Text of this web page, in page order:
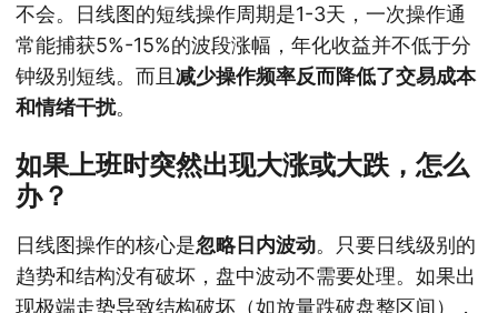
不会。日线图的短线操作周期是1-3天，一次操作通
常能捕获5%-15%的波段涨幅，年化收益并不低于分
钟级别短线。而且减少操作频率反而降低了交易成本
和情绪干扰。
如果上班时突然出现大涨或大跌，怎么
办？
日线图操作的核心是忽略日内波动。只要日线级别的
趋势和结构没有破坏，盘中波动不需要处理。如果出
现极端走势导致结构破坏（如放量跌破盘整区间），